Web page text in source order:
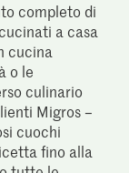
completo di
a casa
cucina
o le
culinario
Migros –
cuochi
fino alla